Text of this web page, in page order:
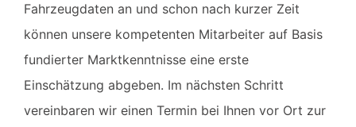
Fahrzeugdaten an und schon nach kurzer Zeit
können unsere kompetenten Mitarbeiter auf Basis
fundierter Marktkenntnisse eine erste
Einschätzung abgeben. Im nächsten Schritt
vereinbaren wir einen Termin bei Ihnen vor Ort zur